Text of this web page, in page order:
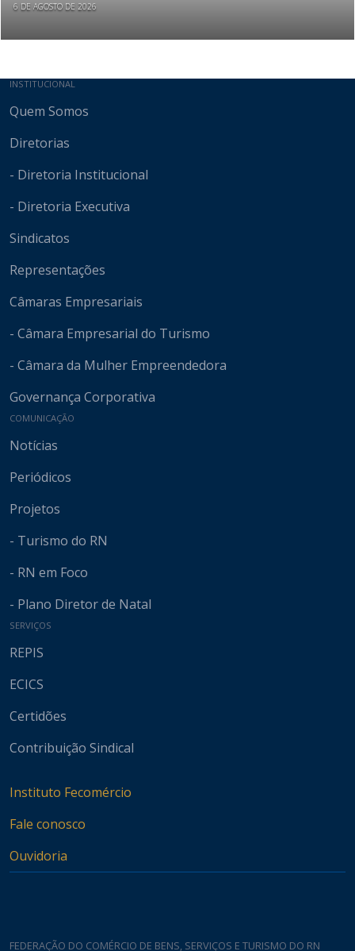
6 DE AGOSTO DE 2026
Mapa do site
INSTITUCIONAL
Quem Somos
Diretorias
- Diretoria Institucional
- Diretoria Executiva
Sindicatos
Representações
Câmaras Empresariais
- Câmara Empresarial do Turismo
- Câmara da Mulher Empreendedora
Governança Corporativa
COMUNICAÇÃO
Notícias
Periódicos
Projetos
- Turismo do RN
- RN em Foco
- Plano Diretor de Natal
SERVIÇOS
REPIS
ECICS
Certidões
Contribuição Sindical
Instituto Fecomércio
Fale conosco
Ouvidoria
FEDERAÇÃO DO COMÉRCIO DE BENS, SERVIÇOS E TURISMO DO RN